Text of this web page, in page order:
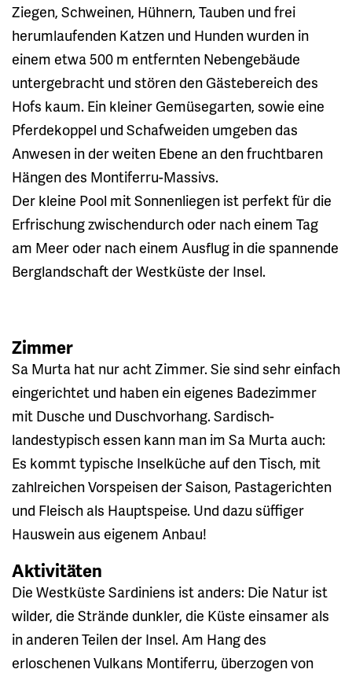
Ziegen, Schweinen, Hühnern, Tauben und frei
herumlaufenden Katzen und Hunden wurden in
einem etwa 500 m entfernten Nebengebäude
untergebracht und stören den Gästebereich des
Hofs kaum. Ein kleiner Gemüsegarten, sowie eine
Pferdekoppel und Schafweiden umgeben das
Anwesen in der weiten Ebene an den fruchtbaren
Hängen des Montiferru-Massivs.
Der kleine Pool mit Sonnenliegen ist perfekt für die
Erfrischung zwischendurch oder nach einem Tag
am Meer oder nach einem Ausflug in die spannende
Berglandschaft der Westküste der Insel.
Zimmer
Sa Murta hat nur acht Zimmer. Sie sind sehr einfach
eingerichtet und haben ein eigenes Badezimmer
mit Dusche und Duschvorhang. Sardisch-
landestypisch essen kann man im Sa Murta auch:
Es kommt typische Inselküche auf den Tisch, mit
zahlreichen Vorspeisen der Saison, Pastagerichten
und Fleisch als Hauptspeise. Und dazu süffiger
Hauswein aus eigenem Anbau!
Aktivitäten
Die Westküste Sardiniens ist anders: Die Natur ist
wilder, die Strände dunkler, die Küste einsamer als
in anderen Teilen der Insel. Am Hang des
erloschenen Vulkans Montiferru, überzogen von